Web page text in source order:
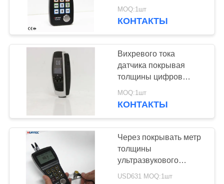
Отголоск-отголоска
ультразвуковой
MOQ:1шт
КОНТАКТЫ
Вихревого тока
датчика покрывая
толщины цифров
датчик толщины
магнитного крася
MOQ:1шт
КОНТАКТЫ
Через покрывать метр
толщины
ультразвукового
тестера толщины
USD631 MOQ:1шт